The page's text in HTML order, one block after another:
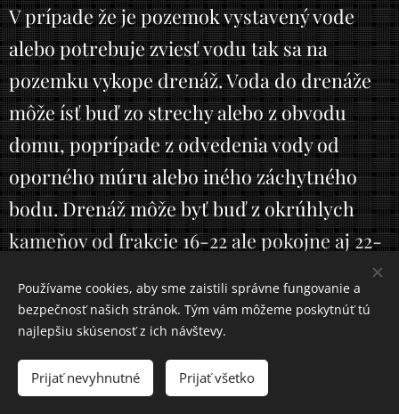
V prípade že je pozemok vystavený vode
alebo potrebuje zviesť vodu tak sa na
pozemku vykope drenáž. Voda do drenáže
môže ísť buď zo strechy alebo z obvodu
domu, poprípade z odvedenia vody od
oporného múru alebo iného záchytného
bodu. Drenáž môže byť buď z okrúhlych
kameňov od frakcie 16-22 ale pokojne aj 22-
paliet zabalených do geotextílie alebo sa
vyrábajú aj drenážne systémy s možnosťou
využitia vody. Jama na drenáž sa vypočíta
podľa zrážanlivosti ale aj typu zeme,
Používame cookies, aby sme zaistili správne fungovanie a
bezpečnosť našich stránok. Tým vám môžeme poskytnúť tú
najlepšiu skúsenosť z ich návštevy.
Prijať nevyhnutné Prijať všetko